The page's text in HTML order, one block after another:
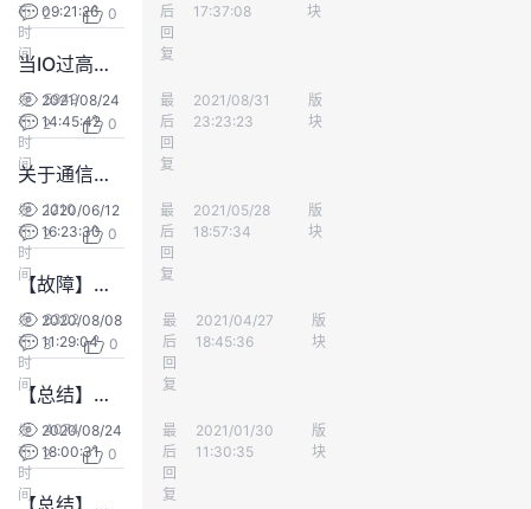
布
时
间
09:21:26
后
回
复
17:37:08
块
2
0
当IO过高时，怎么迅速找到问题的语句
发
布
时
间
2021/08/24
14:45:42
最
后
回
复
努力学习ing
2021/08/31
23:23:23
版
块
5949
2
0
关于通信连接问题定位的一点总结
发
布
时
间
2020/06/12
16:23:30
最
后
回
复
匿名用户群体
2021/05/28
18:57:34
版
块
1210
2
0
【故障】【ccn】作业执行时，如果出现执行不动的情况，查看wait_status，发现大量在wait ccn
发
布
时
间
2020/08/08
11:29:04
最
后
回
复
ljy691
2021/04/27
18:45:36
版
块
6302
3
0
【总结】【资源管理】多租户资源管理，配置了CPU限额，还是出现了单个用户的作业将CPU资源占高的情况
发
布
时
间
2020/08/24
18:00:31
最
后
回
复
匿名用户群体
2021/01/30
11:30:35
版
块
4074
2
0
【总结】【资源管理】使用技巧-怎么针对一个用户，进行并发数的限制